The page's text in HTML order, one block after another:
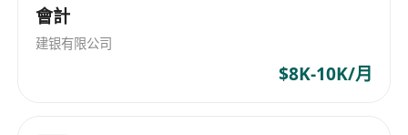
會計
建银有限公司
$8K-10K/月